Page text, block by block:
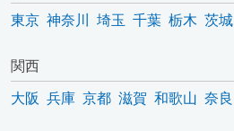
東京 神奈川 埼玉 千葉 栃木 茨城
関西
大阪 兵庫 京都 滋賀 和歌山 奈良